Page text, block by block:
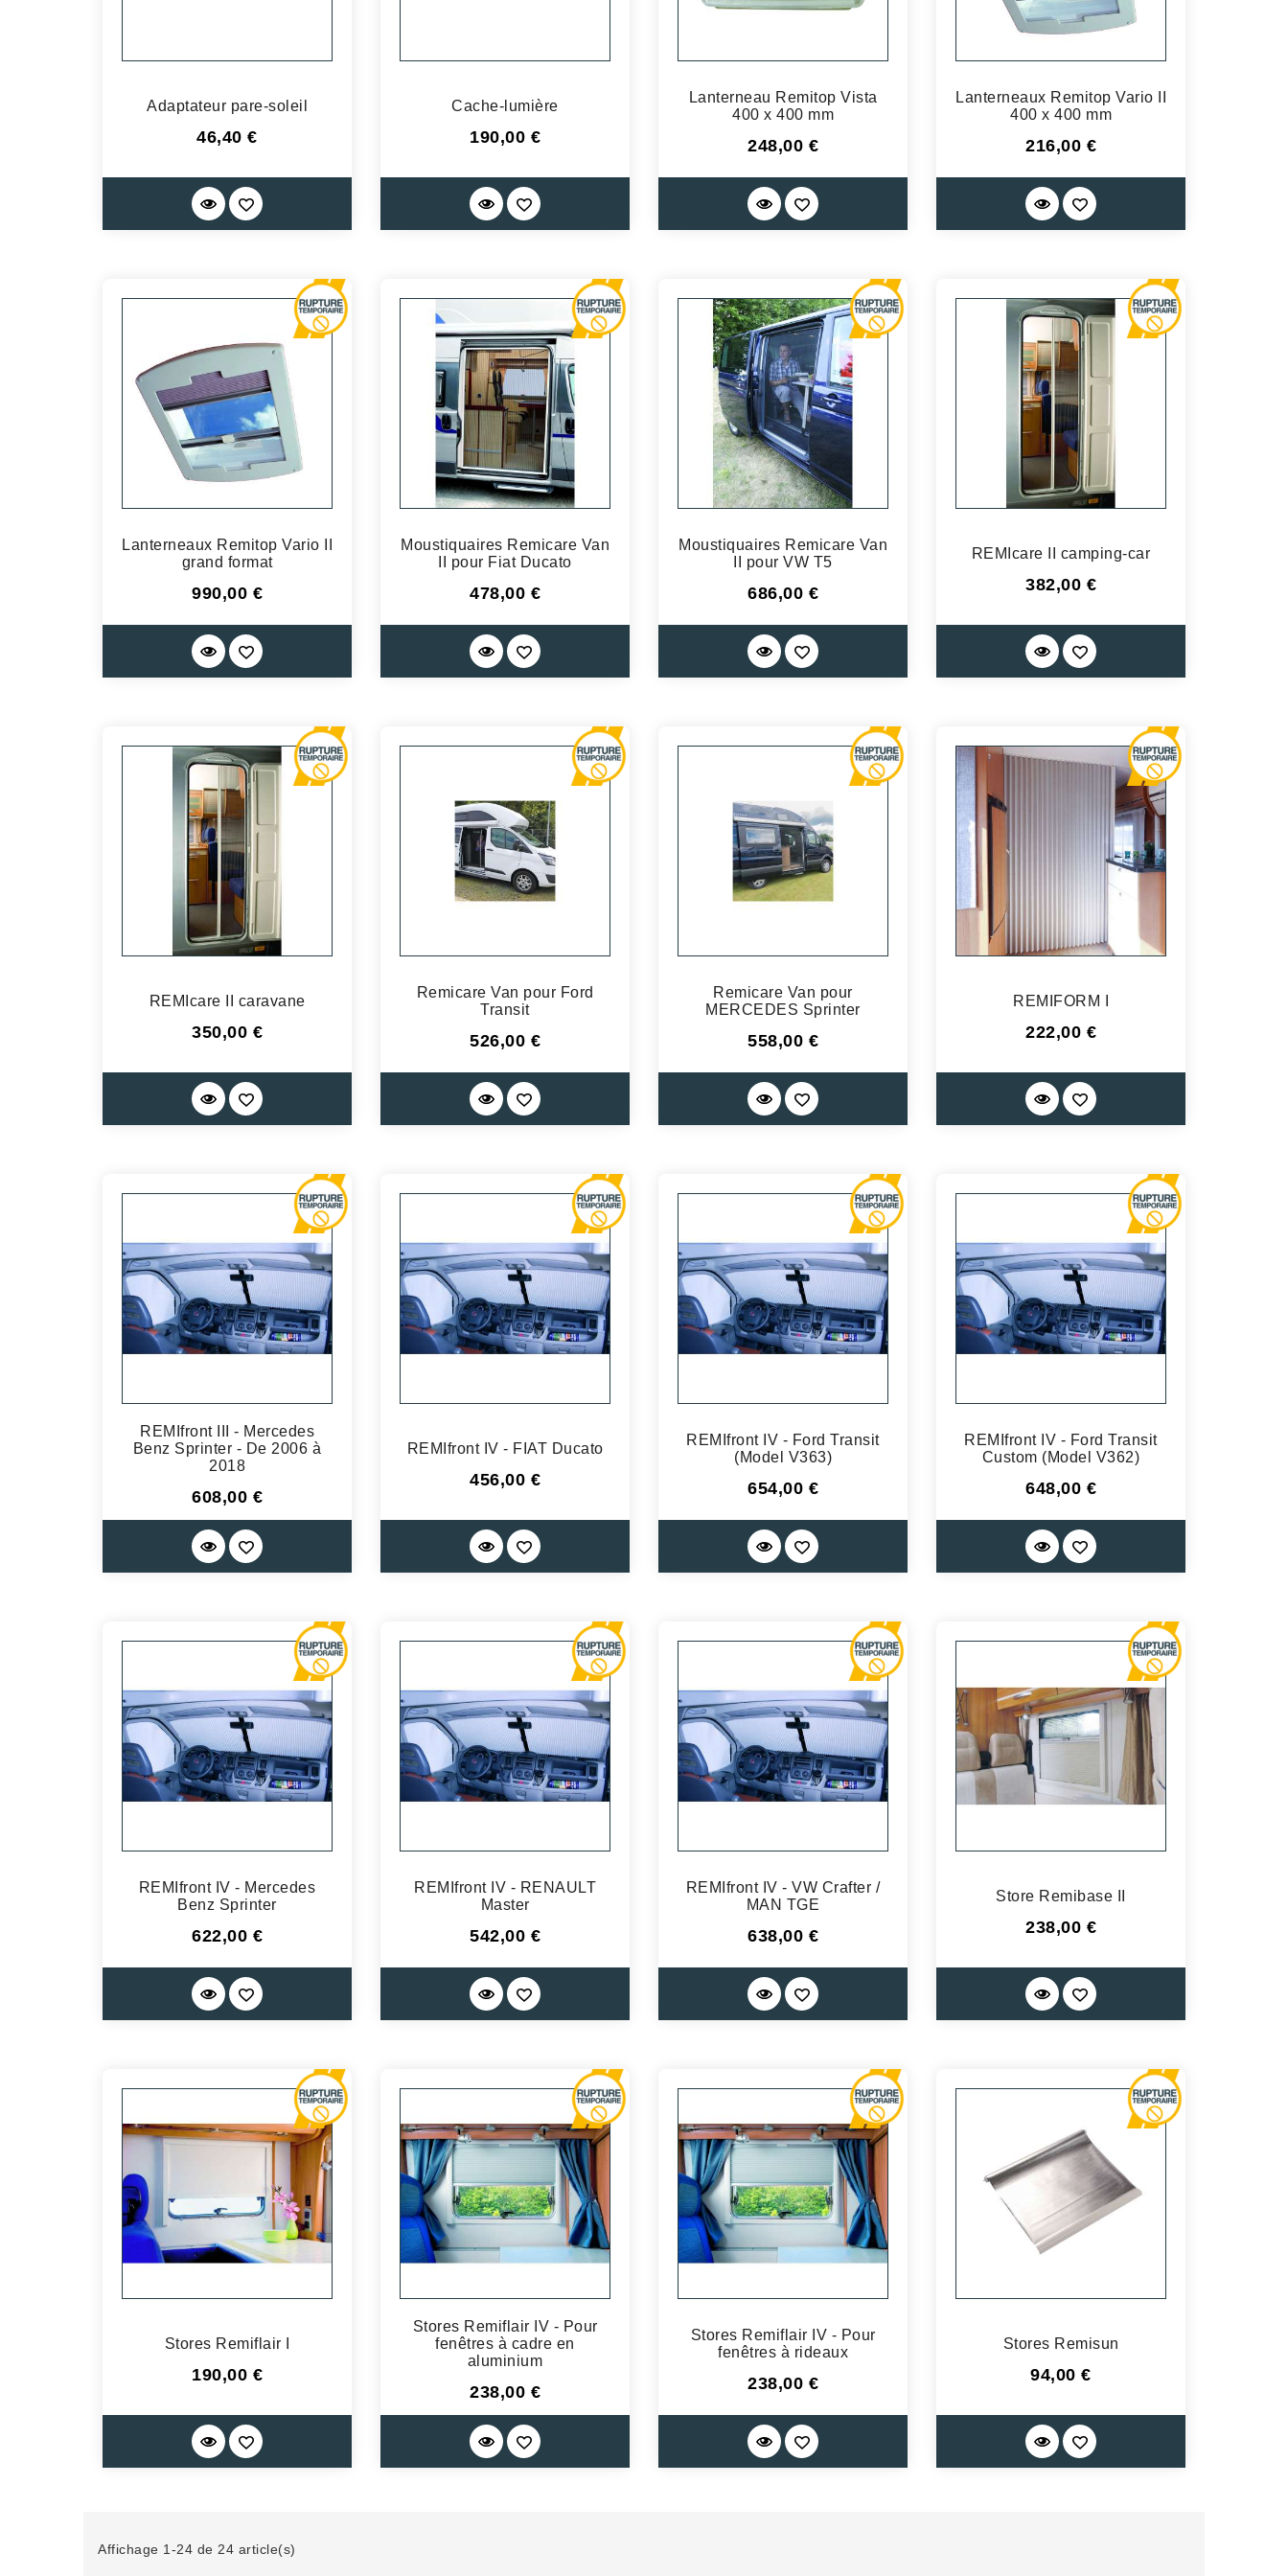
Adaptateur pare-soleil
Prix
46,40 €
Cache-lumière
Prix
190,00 €
Lanterneau Remitop Vista
400 x 400 mm
Prix
248,00 €
Lanterneaux Remitop Vario II
400 x 400 mm
Prix
216,00 €
Lanterneaux Remitop Vario II
grand format
Prix
990,00 €
Moustiquaires Remicare Van
II pour Fiat Ducato
Prix
478,00 €
Moustiquaires Remicare Van
II pour VW T5
Prix
686,00 €
REMIcare II camping-car
Prix
382,00 €
REMIcare II caravane
Prix
350,00 €
Remicare Van pour Ford
Transit
Prix
526,00 €
Remicare Van pour
MERCEDES Sprinter
Prix
558,00 €
REMIFORM I
Prix
222,00 €
REMIfront III - Mercedes
Benz Sprinter - De 2006 à
2018
Prix
608,00 €
REMIfront IV - FIAT Ducato
Prix
456,00 €
REMIfront IV - Ford Transit
(Model V363)
Prix
654,00 €
REMIfront IV - Ford Transit
Custom (Model V362)
Prix
648,00 €
REMIfront IV - Mercedes
Benz Sprinter
Prix
622,00 €
REMIfront IV - RENAULT
Master
Prix
542,00 €
REMIfront IV - VW Crafter /
MAN TGE
Prix
638,00 €
Store Remibase II
Prix
238,00 €
Stores Remiflair I
Prix
190,00 €
Stores Remiflair IV - Pour
fenêtres à cadre en
aluminium
Prix
238,00 €
Stores Remiflair IV - Pour
fenêtres à rideaux
Prix
238,00 €
Stores Remisun
Prix
94,00 €
Affichage 1-24 de 24 article(s)